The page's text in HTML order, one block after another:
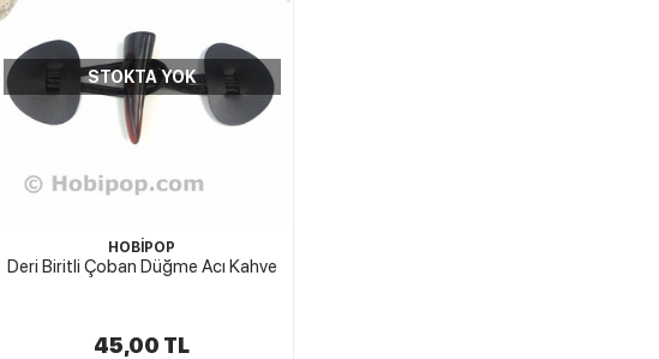
STOKTA YOK
HOBİPOP
Deri Biritli Çoban Düğme Acı Kahve
45,00 TL